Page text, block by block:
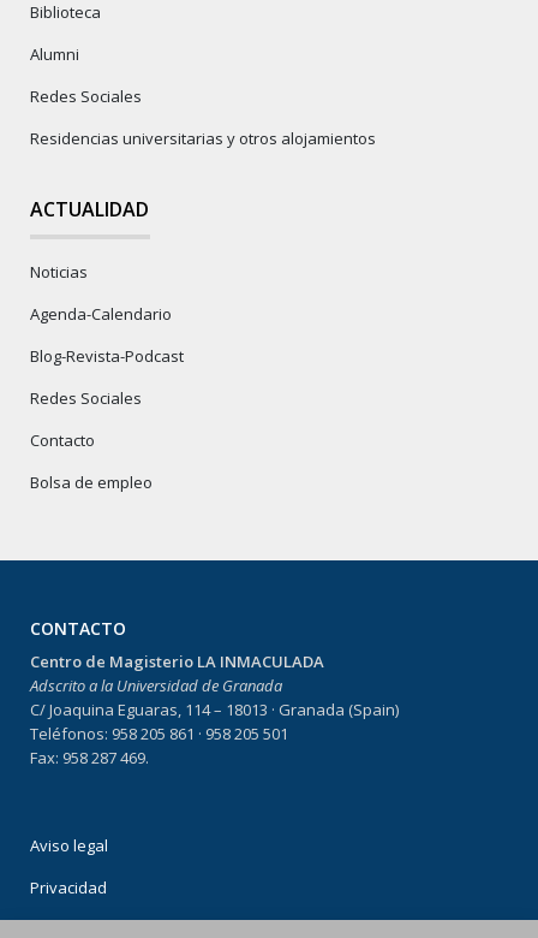
Biblioteca
Alumni
Redes Sociales
Residencias universitarias y otros alojamientos
ACTUALIDAD
Noticias
Agenda-Calendario
Blog-Revista-Podcast
Redes Sociales
Contacto
Bolsa de empleo
CONTACTO
Centro de Magisterio LA INMACULADA
Adscrito a la Universidad de Granada
C/ Joaquina Eguaras, 114 – 18013 · Granada (Spain)
Teléfonos: 958 205 861 · 958 205 501
Fax: 958 287 469.
Aviso legal
Privacidad